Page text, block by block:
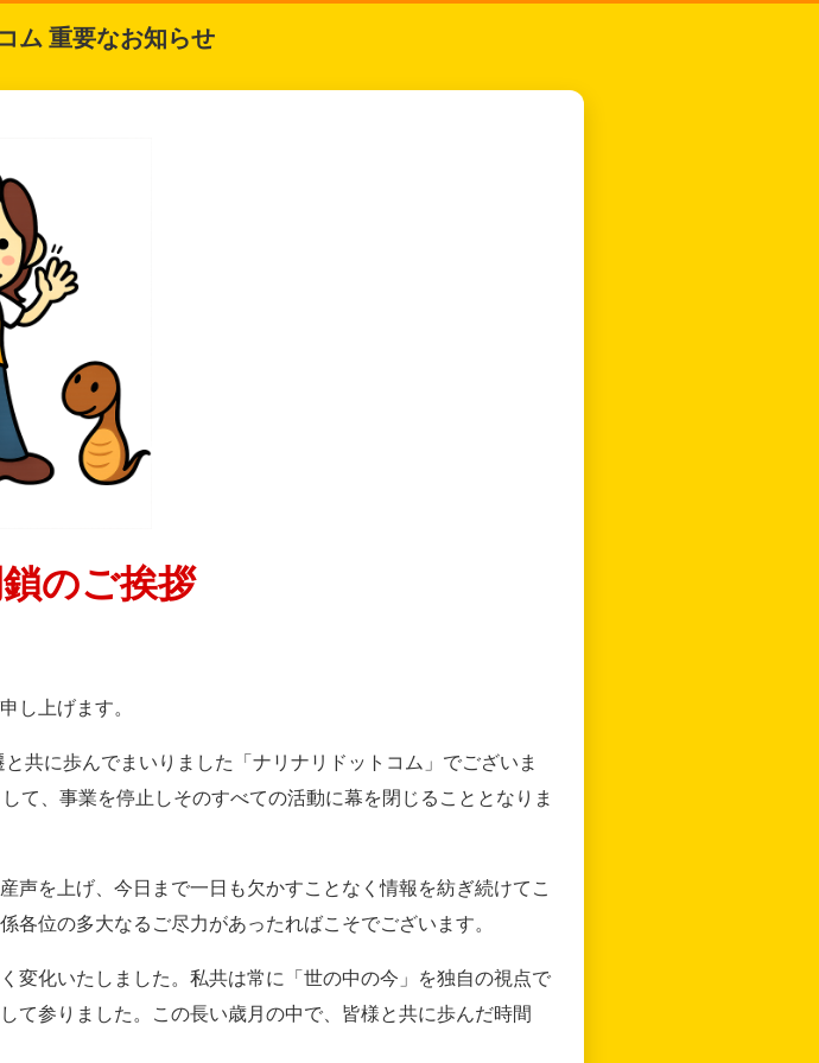
ム 重要なお知らせ
のご挨拶
し上げます。
共に歩んでまいりました「ナリナリドットコム」でございま
、事業を停止しそのすべての活動に幕を閉じることとなりま
声を上げ、今日まで一日も欠かすことなく情報を紡ぎ続けてこ
位の多大なるご尽力があったればこそでございます。
変化いたしました。私共は常に「世の中の今」を独自の視点で
て参りました。この長い歳月の中で、皆様と共に歩んだ時間